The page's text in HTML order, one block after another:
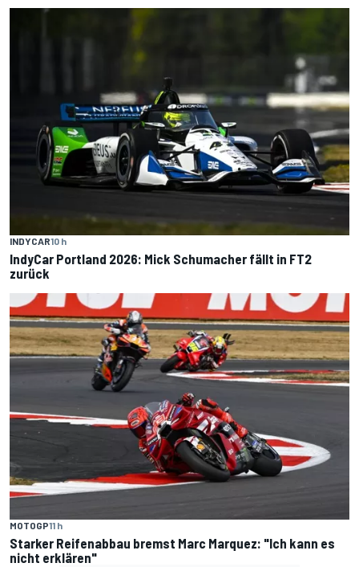
INDYCAR10 h
IndyCar Portland 2026: Mick Schumacher fällt in FT2
zurück
MOTOGP11 h
Starker Reifenabbau bremst Marc Marquez: "Ich kann es
nicht erklären"